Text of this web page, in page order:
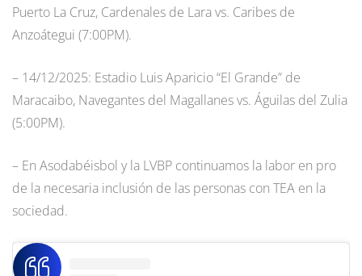
Puerto La Cruz, Cardenales de Lara vs. Caribes de
Anzoátegui (7:00PM).
– 14/12/2025: Estadio Luis Aparicio “El Grande” de
Maracaibo, Navegantes del Magallanes vs. Águilas del Zulia
(5:00PM).
– En Asodabéisbol y la LVBP continuamos la labor en pro
de la necesaria inclusión de las personas con TEA en la
sociedad.